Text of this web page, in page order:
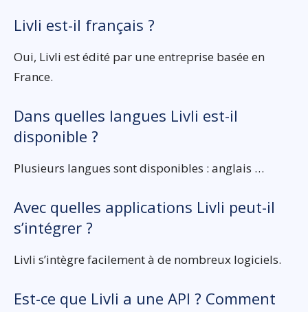
Livli est-il français ?
Oui, Livli est édité par une entreprise basée en
France.
Dans quelles langues Livli est-il
disponible ?
Plusieurs langues sont disponibles : anglais …
Avec quelles applications Livli peut-il
s’intégrer ?
Livli s’intègre facilement à de nombreux logiciels.
Est-ce que Livli a une API ? Comment